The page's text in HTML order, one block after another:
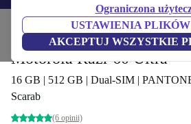
Ograniczona
USTAWIENIA
AKCEPTUJ WSZYSTKIE
Produkty Telefony i smartfony
Motorola Razr 60 Ultra
16 GB | 512 GB | Dual-SIM |
Scarab
(6 opinii)